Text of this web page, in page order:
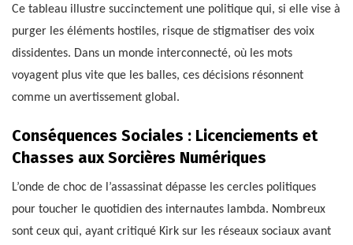
Ce tableau illustre succinctement une politique qui, si elle vise à
purger les éléments hostiles, risque de stigmatiser des voix
dissidentes. Dans un monde interconnecté, où les mots
voyagent plus vite que les balles, ces décisions résonnent
comme un avertissement global.
Conséquences Sociales : Licenciements et
Chasses aux Sorcières Numériques
L’onde de choc de l’assassinat dépasse les cercles politiques
pour toucher le quotidien des internautes lambda. Nombreux
sont ceux qui, ayant critiqué Kirk sur les réseaux sociaux avant